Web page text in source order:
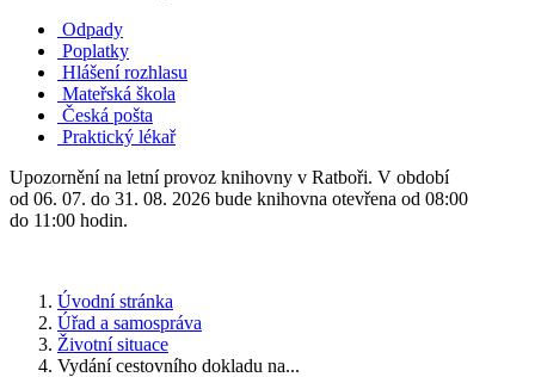
Odpady
Poplatky
Hlášení rozhlasu
Mateřská škola
Česká pošta
Praktický lékař
Upozornění na letní provoz knihovny v Ratboři. V období
od 06. 07. do 31. 08. 2026 bude knihovna otevřena od 08:00
do 11:00 hodin.
Úvodní stránka
Úřad a samospráva
Životní situace
Vydání cestovního dokladu na...